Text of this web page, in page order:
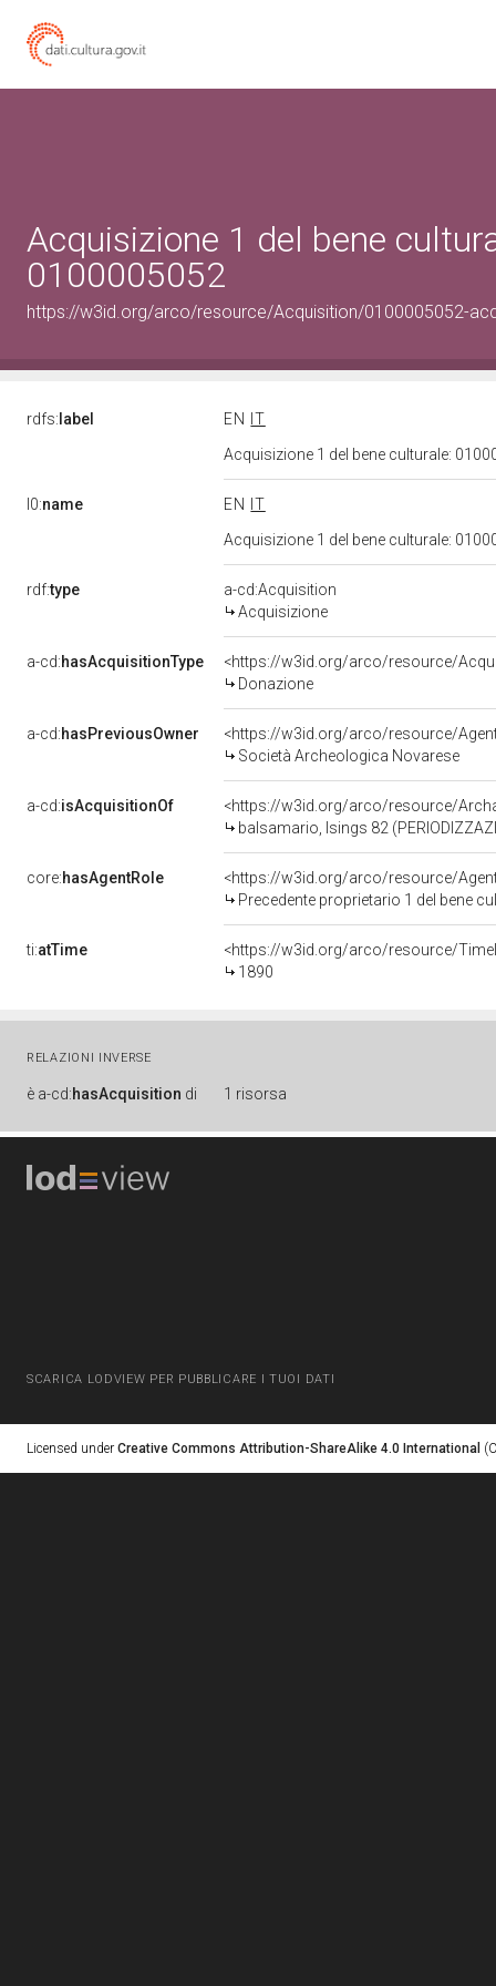
Acquisizione 1 del bene
0100005052
https://w3id.org/arco/resource/Acquisition/0100005052-
rdfs: label EN
IT
Acquisizione 1 del bene culturale:
l0:name EN
IT
Acquisizione 1 del bene culturale:
rdf:type
a-cd:Acquisition
Acquisizione
a-cd:hasAcquisitionType
<https://w3id.org/arco/resource/
Donazione
a-cd:hasPreviousOwner
<https://w3id.org/arco/resource/
Società Archeologica Novarese
a-cd:isAcquisitionOf
<https://w3id.org/arco/resource/
balsamario, Isings 82
core:hasAgentRole
<https://w3id.org/arco/resource/
Precedente proprietario 1 del bene
ti:atTime
<https://w3id.org/arco/resource/
1890
RELAZIONI INVERSE
è a-cd:hasAcquisition di 1 risorsa
SCARICA LODVIEW PER PUBBLICARE I TUOI DATI
Licensed under Creative Commons Attribution-ShareAlike 4.0 International